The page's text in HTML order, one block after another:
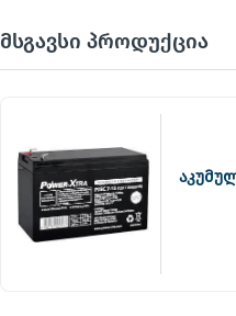
მსგავსი პროდუქცია